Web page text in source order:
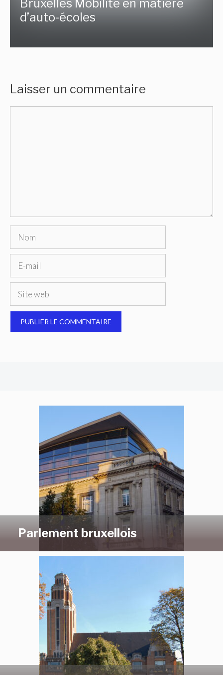
Bruxelles Mobilité en matière
d’auto-écoles
Laisser un commentaire
Nom
Site
Parlement bruxellois